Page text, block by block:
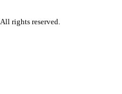
All rights reserved.